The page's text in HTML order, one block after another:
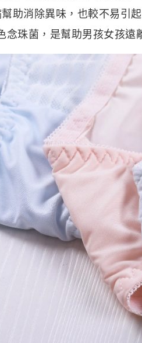
助消除異味，也較不易引
珠菌，是幫助男孩女孩遠